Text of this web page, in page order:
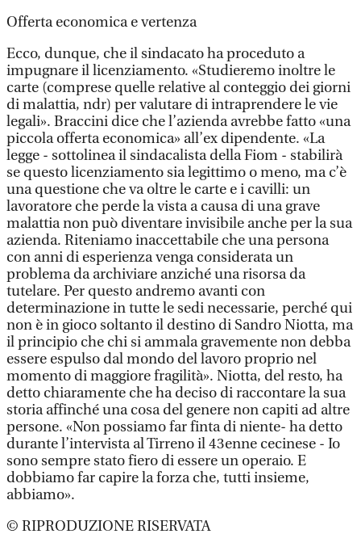
Offerta economica e vertenza
Ecco, dunque, che il sindacato ha proceduto a
impugnare il licenziamento. «Studieremo inoltre le
carte (comprese quelle relative al conteggio dei giorni
di malattia, ndr) per valutare di intraprendere le vie
legali». Braccini dice che l’azienda avrebbe fatto «una
piccola offerta economica» all’ex dipendente. «La
legge - sottolinea il sindacalista della Fiom - stabilirà
se questo licenziamento sia legittimo o meno, ma c’è
una questione che va oltre le carte e i cavilli: un
lavoratore che perde la vista a causa di una grave
malattia non può diventare invisibile anche per la sua
azienda. Riteniamo inaccettabile che una persona
con anni di esperienza venga considerata un
problema da archiviare anziché una risorsa da
tutelare. Per questo andremo avanti con
determinazione in tutte le sedi necessarie, perché qui
non è in gioco soltanto il destino di Sandro Niotta, ma
il principio che chi si ammala gravemente non debba
essere espulso dal mondo del lavoro proprio nel
momento di maggiore fragilità». Niotta, del resto, ha
detto chiaramente che ha deciso di raccontare la sua
storia affinché una cosa del genere non capiti ad altre
persone. «Non possiamo far finta di niente- ha detto
durante l’intervista al Tirreno il 43enne cecinese - Io
sono sempre stato fiero di essere un operaio. E
dobbiamo far capire la forza che, tutti insieme,
abbiamo».
© RIPRODUZIONE RISERVATA